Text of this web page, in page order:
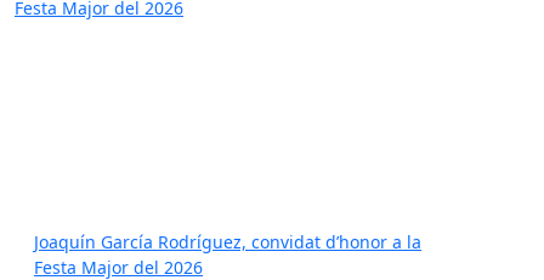
Joaquín García Rodríguez, convidat d’honor a la
Festa Major del 2026